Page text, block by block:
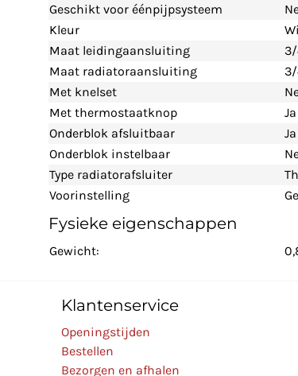
Geschikt voor éénpijpsysteem
Kleur
Maat leidingaansluiting
Maat radiatoraansluiting
Met knelset
Met thermostaatknop
Ja
Onderblok afsluitbaar
Ja
Onderblok instelbaar
Type radiatorafsluiter
Voorinstelling
Fysieke eigenschappen
Gewicht:
Klantenservice
Openingstijden
Bestellen
Bezorgen en afhalen